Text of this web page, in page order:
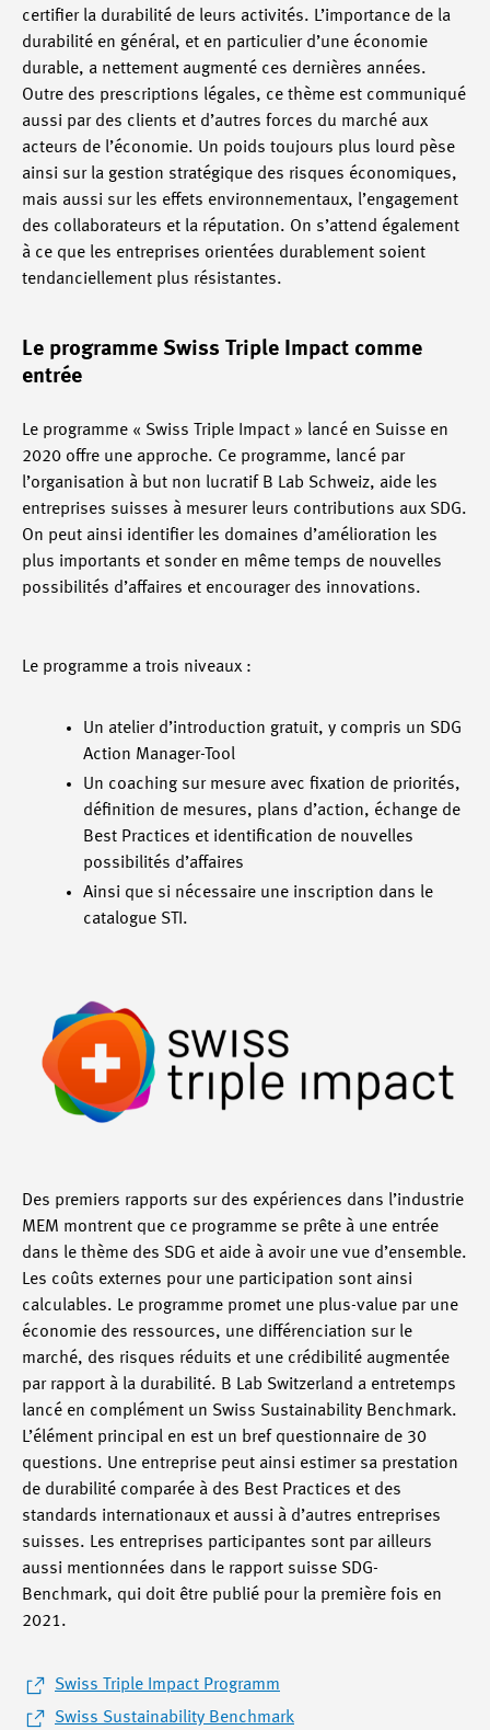
certifier la durabilité de leurs activités. L’importance de la
durabilité en général, et en particulier d’une économie
durable, a nettement augmenté ces dernières années.
Outre des prescriptions légales, ce thème est communiqué
aussi par des clients et d’autres forces du marché aux
acteurs de l’économie. Un poids toujours plus lourd pèse
ainsi sur la gestion stratégique des risques économiques,
mais aussi sur les effets environnementaux, l’engagement
des collaborateurs et la réputation. On s’attend également
à ce que les entreprises orientées durablement soient
tendanciellement plus résistantes.
Le programme Swiss Triple Impact comme
entrée
Le programme « Swiss Triple Impact » lancé en Suisse en
2020 offre une approche. Ce programme, lancé par
l’organisation à but non lucratif B Lab Schweiz, aide les
entreprises suisses à mesurer leurs contributions aux SDG.
On peut ainsi identifier les domaines d’amélioration les
plus importants et sonder en même temps de nouvelles
possibilités d’affaires et encourager des innovations.
Le programme a trois niveaux :
Un atelier d’introduction gratuit, y compris un SDG
Action Manager-Tool
Un coaching sur mesure avec fixation de priorités,
définition de mesures, plans d’action, échange de
Best Practices et identification de nouvelles
possibilités d’affaires
Ainsi que si nécessaire une inscription dans le
catalogue STI.
Des premiers rapports sur des expériences dans l’industrie
MEM montrent que ce programme se prête à une entrée
dans le thème des SDG et aide à avoir une vue d’ensemble.
Les coûts externes pour une participation sont ainsi
calculables. Le programme promet une plus-value par une
économie des ressources, une différenciation sur le
marché, des risques réduits et une crédibilité augmentée
par rapport à la durabilité. B Lab Switzerland a entretemps
lancé en complément un Swiss Sustainability Benchmark.
L’élément principal en est un bref questionnaire de 30
questions. Une entreprise peut ainsi estimer sa prestation
de durabilité comparée à des Best Practices et des
standards internationaux et aussi à d’autres entreprises
suisses. Les entreprises participantes sont par ailleurs
aussi mentionnées dans le rapport suisse SDG-
Benchmark, qui doit être publié pour la première fois en
2021.
Swiss Triple Impact Programm
Swiss Sustainability Benchmark